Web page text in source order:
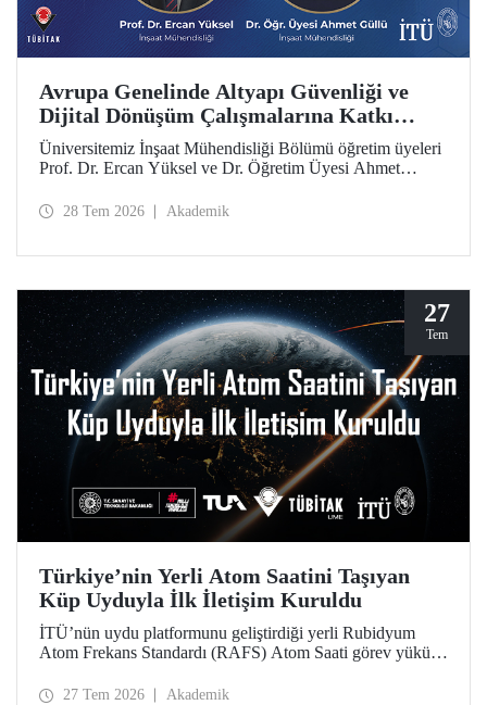
Avrupa Genelinde Altyapı Güvenliği ve
Dijital Dönüşüm Çalışmalarına Katkı
Sağlayacak ARCADIA Projesine MSCA
Staff Exchanges Programı Desteği
Üniversitemiz İnşaat Mühendisliği Bölümü öğretim üyeleri
Prof. Dr. Ercan Yüksel ve Dr. Öğretim Üyesi Ahmet
ARCADIA (Augmented Reality, Operator-Centred Tools,
Programı kapsamında desteklenmeye hak kazandı.
28 Tem 2026 Akademik
27
Tem
Türkiye’nin Yerli Atom Saatini Taşıyan
Küp Uyduyla İlk İletişim Kuruldu
İTÜ’nün uydu platformunu geliştirdiği yerli Rubidyum
Atom Frekans Standardı (RAFS) Atom Saati görev yükünü
başarılı şekilde iletişim kuruldu ve birçok telemetri alındı.
27 Tem 2026 Akademik